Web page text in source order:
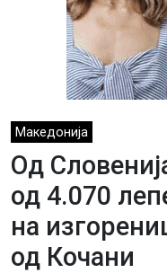
Македонија
Oд
од 4.070
на
од Кочани